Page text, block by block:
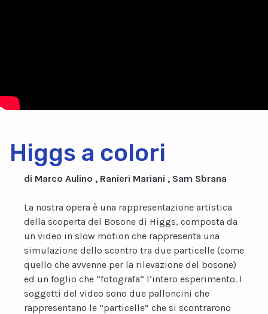
Higgs a colori
di Marco Aulino , Ranieri Mariani , Sam Sbrana
La nostra opera è una rappresentazione artistica
della scoperta del Bosone di Higgs, composta da
un video in slow motion che rappresenta una
simulazione dello scontro tra due particelle (come
quello che avvenne per la rilevazione del bosone)
ed un foglio che “fotografa” l’intero esperimento. I
soggetti del video sono due palloncini che
rappresentano le “particelle” che si scontrarono